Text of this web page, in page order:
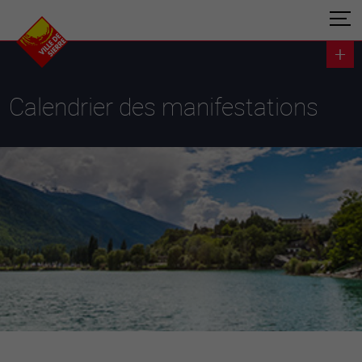
Calendrier des manifestations